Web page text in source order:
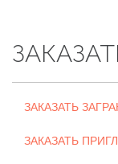
ЗАКАЗАТЬ
ЗАКАЗАТЬ